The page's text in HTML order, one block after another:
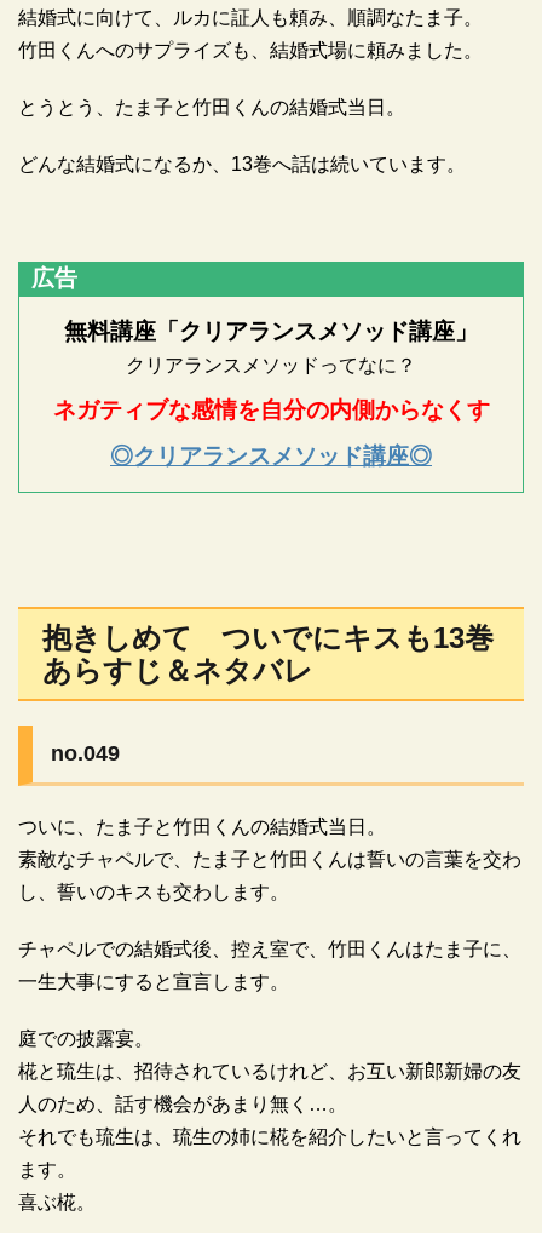
結婚式に向けて、ルカに証人も頼み、順調なたま子。
竹田くんへのサプライズも、結婚式場に頼みました。
とうとう、たま子と竹田くんの結婚式当日。
どんな結婚式になるか、13巻へ話は続いています。
広告
無料講座「クリアランスメソッド講座」
クリアランスメソッドってなに？
ネガティブな感情を自分の内側からなくす
◎クリアランスメソッド講座◎
抱きしめて ついでにキスも13巻
あらすじ＆ネタバレ
no.049
ついに、たま子と竹田くんの結婚式当日。
素敵なチャペルで、たま子と竹田くんは誓いの言葉を交わ
し、誓いのキスも交わします。
チャペルでの結婚式後、控え室で、竹田くんはたま子に、
一生大事にすると宣言します。
庭での披露宴。
椛と琉生は、招待されているけれど、お互い新郎新婦の友
人のため、話す機会があまり無く…。
それでも琉生は、琉生の姉に椛を紹介したいと言ってくれ
ます。
喜ぶ椛。